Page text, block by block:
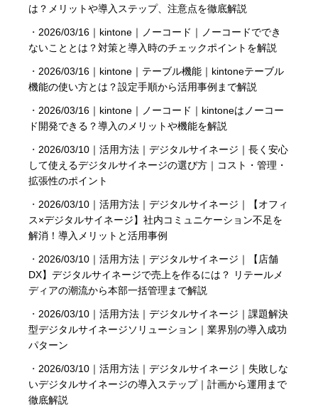
は？メリットや導入ステップ、注意点を徹底解説
・ 2026/03/16｜kintone｜ノーコード｜ノーコードででき
ないこととは？対策と導入時のチェックポイントを解説
・ 2026/03/16｜kintone｜テーブル機能｜kintoneテーブル
機能の使い方とは？設定手順から活用事例まで解説
・ 2026/03/16｜kintone｜ノーコード｜kintoneはノーコー
ド開発できる？導入のメリットや機能を解説
・ 2026/03/10｜活用方法｜デジタルサイネージ｜長く安心
して使えるデジタルサイネージの選び方｜コスト・管理・
拡張性のポイント
・ 2026/03/10｜活用方法｜デジタルサイネージ｜【オフィ
ス×デジタルサイネージ】社内コミュニケーション不足を
解消！導入メリットと活用事例
・ 2026/03/10｜活用方法｜デジタルサイネージ｜【店舗
DX】デジタルサイネージで売上を作るには？ リテールメ
ディアの潮流から本部一括管理まで解説
・ 2026/03/10｜活用方法｜デジタルサイネージ｜課題解決
型デジタルサイネージソリューション｜業界別の導入成功
パターン
・ 2026/03/10｜活用方法｜デジタルサイネージ｜失敗しな
いデジタルサイネージの導入ステップ｜計画から運用まで
徹底解説